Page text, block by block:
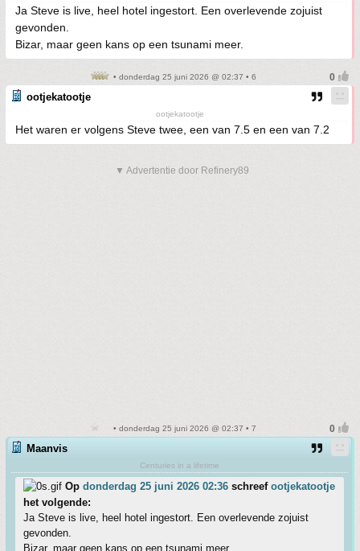
Ja Steve is live, heel hotel ingestort. Een overlevende zojuist
gevonden.
Bizar, maar geen kans op een tsunami meer.
• donderdag 25 juni 2026 @ 02:37 • 6
ootjekatootje
ootjekatootje
Het waren er volgens Steve twee, een van 7.5 en een van 7.2
▼ Advertentie door Refinery89
• donderdag 25 juni 2026 @ 02:37 • 7
Maanvis
Centuries in a lifetime
Op donderdag 25 juni 2026 02:36 schreef ootjekatootje
het volgende:
Ja Steve is live, heel hotel ingestort. Een overlevende zojuist
gevonden.
Bizar, maar geen kans op een tsunami meer.